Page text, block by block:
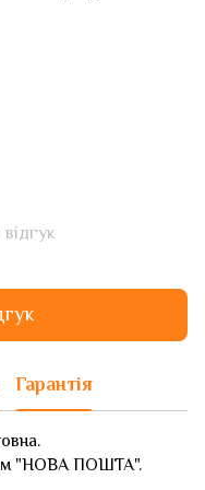
Гарантія
"НОВА ПОШТА".